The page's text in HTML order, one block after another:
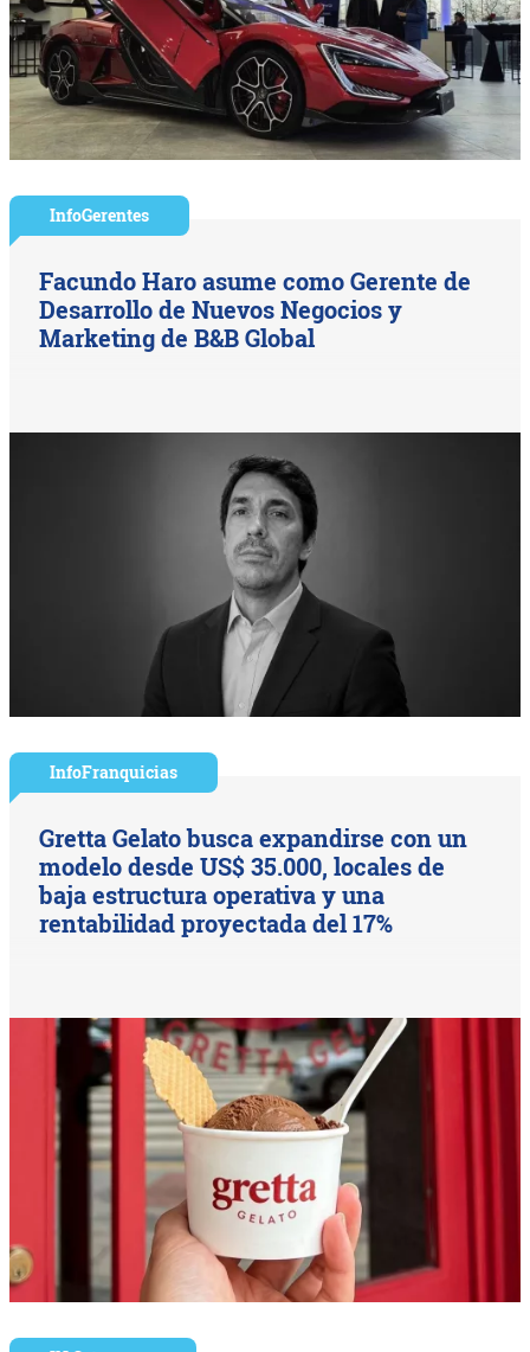
InfoGerentes
Facundo Haro asume como Gerente de
Desarrollo de Nuevos Negocios y
Marketing de B&B Global
InfoFranquicias
Gretta Gelato busca expandirse con un
modelo desde US$ 35.000, locales de
baja estructura operativa y una
rentabilidad proyectada del 17%